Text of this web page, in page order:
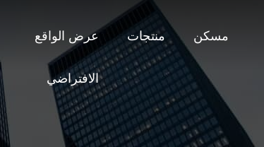
مسكن منتجات عرض الواقع
الافتراضي